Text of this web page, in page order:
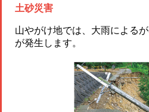
土砂災害
山やがけ地では、大雨による
が発生します。